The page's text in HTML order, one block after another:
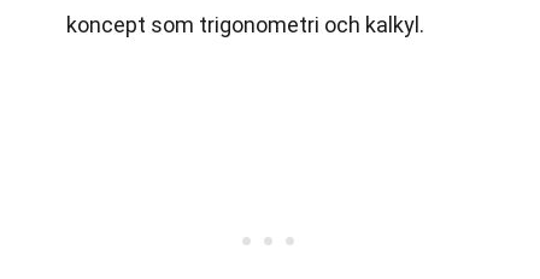
koncept som trigonometri och kalkyl.